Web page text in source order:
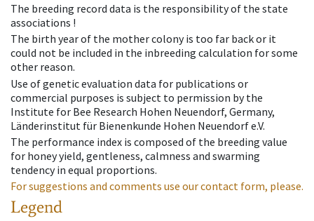
The breeding record data is the responsibility of the state
associations !
The birth year of the mother colony is too far back or it
could not be included in the inbreeding calculation for some
other reason.
Use of genetic evaluation data for publications or
commercial purposes is subject to permission by the
Institute for Bee Research Hohen Neuendorf, Germany,
Länderinstitut für Bienenkunde Hohen Neuendorf e.V.
The performance index is composed of the breeding value
for honey yield, gentleness, calmness and swarming
tendency in equal proportions.
For suggestions and comments use our contact form, please.
Legend